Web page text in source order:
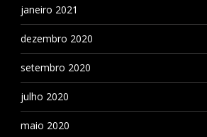
janeiro 2021
dezembro 2020
setembro 2020
julho 2020
maio 2020